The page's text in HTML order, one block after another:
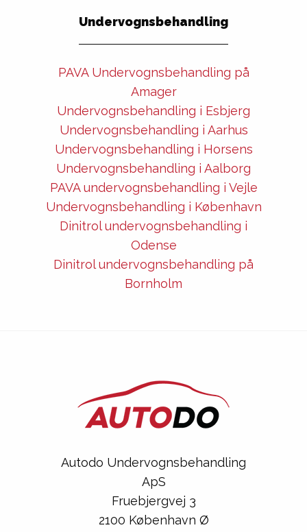
Undervognsbehandling
PAVA Undervognsbehandling på
Amager
Undervognsbehandling i Esbjerg
Undervognsbehandling i Aarhus
Undervognsbehandling i Horsens
Undervognsbehandling i Aalborg
PAVA undervognsbehandling i Vejle
Undervognsbehandling i København
Dinitrol undervognsbehandling i
Odense
Dinitrol undervognsbehandling på
Bornholm
Autodo Undervognsbehandling
ApS
Fruebjergvej 3
2100 København Ø